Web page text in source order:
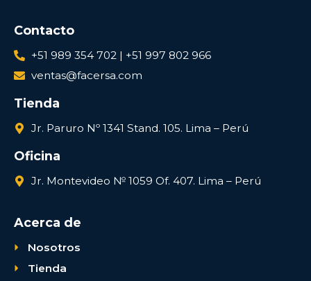
Contacto
+51 989 354 702 | +51 997 802 966
ventas@facersa.com
Tienda
Jr. Paruro Nº 1341 Stand. 105. Lima – Perú
Oficina
Jr. Montevideo № 1059 Of. 407. Lima – Perú
Acerca de
Nosotros
Tienda